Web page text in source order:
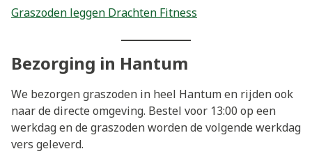
Graszoden leggen Drachten Fitness
Bezorging in Hantum
We bezorgen graszoden in heel Hantum en rijden ook
naar de directe omgeving. Bestel voor 13:00 op een
werkdag en de graszoden worden de volgende werkdag
vers geleverd.